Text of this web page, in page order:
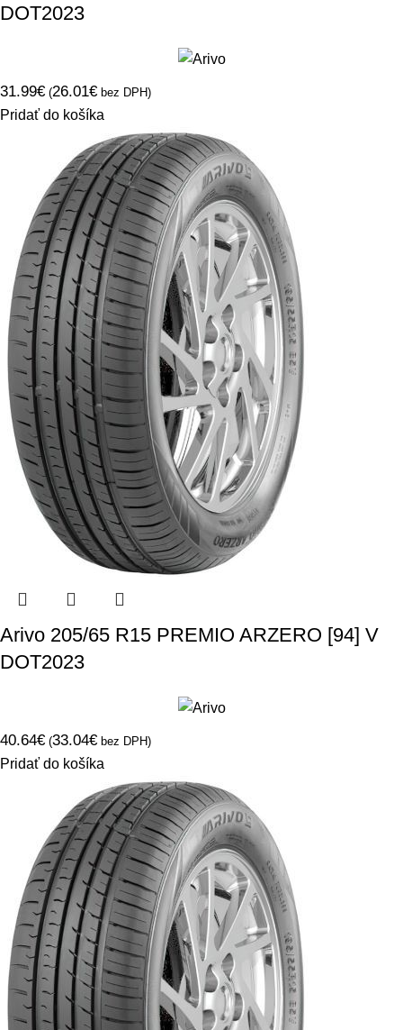
DOT2023
31.99€ (26.01€ bez DPH)
Pridať do košíka
Arivo 205/65 R15 PREMIO ARZERO [94] V
DOT2023
40.64€ (33.04€ bez DPH)
Pridať do košíka